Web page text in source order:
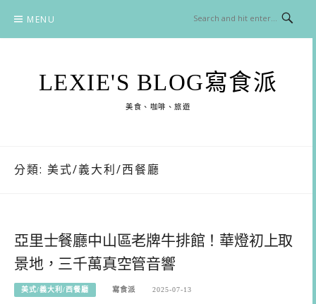
content
MENU
LEXIE'S BLOG寫食派
美食、咖啡、旅遊
分類: 美式/義大利/西餐廳
亞里士餐廳中山區老牌牛排館！華燈初上取
景地，三千萬真空管音響
美式/義大利/西餐廳 寫食派 2025-07-13